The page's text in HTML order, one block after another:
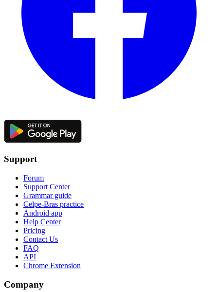
Support
Forum
Support Center
Grammar guide
Celpe-Bras practice
Android app
Help Center
Pricing
Contact Us
FAQ
API
Chrome Extension
Company